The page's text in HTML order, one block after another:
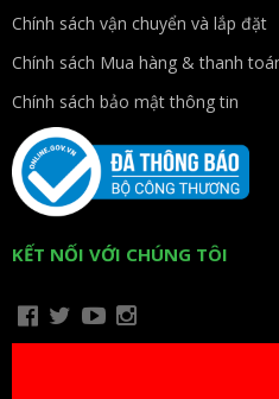
Chính sách vận chuyển và lắp đặt
Chính sách Mua hàng & thanh
Chính sách bảo mật thông tin
KẾT NỐI VỚI CHÚNG TÔI